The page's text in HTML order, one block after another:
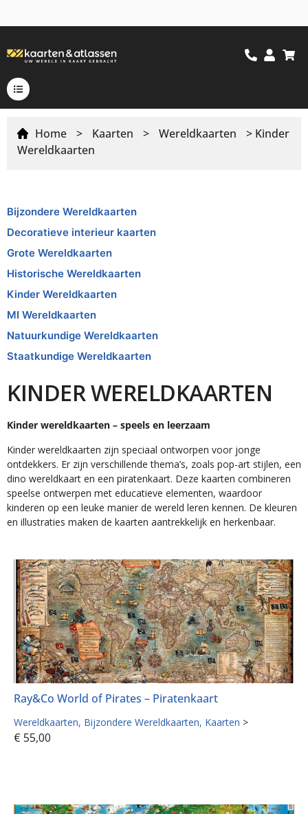
Home > Kaarten > Wereldkaarten
> Kinder
Wereldkaarten
Bijzondere Wereldkaarten
Decoratieve interieur kaarten
Grote Wereldkaarten
Historische Wereldkaarten
Kinder Wereldkaarten
MI Wereldkaarten
Natuurkundige Wereldkaarten
Staatkundige Wereldkaarten
KINDER WERELDKAARTEN
Kinder wereldkaarten – speels en leerzaam
Kinder wereldkaarten zijn speciaal ontworpen voor jonge
ontdekkers. Er zijn verschillende thema’s, zoals pop-art stijlen, een
dino wereldkaart en een piratenkaart. Deze kaarten combineren
speelse ontwerpen met educatieve elementen, waardoor
kinderen op een leuke manier de wereld leren kennen. De kleuren
en illustraties maken de kaarten aantrekkelijk en herkenbaar.
Ray&Co World of Pirates – Piratenkaart
Wereldkaarten Bijzondere Wereldkaarten Kaarten >
€ 55,00